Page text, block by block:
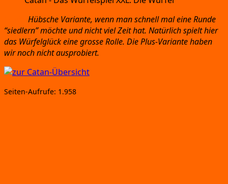
Hüb­sche Vari­an­te, wenn man schnell mal eine Run­de
“sied­lern”möch­te und nicht viel Zeit hat. Natür­lich spielt hier
das Wür­fel­glück eine gros­se Rol­le. Die Plus-Vari­an­te haben
wir noch nicht ausprobiert.
Sei­ten-Auf­ru­fe: 1.958